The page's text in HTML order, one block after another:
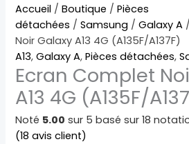
Accueil /Boutique /Pièces
détachées /Samsung /Galaxy A
Noir Galaxy A13 4G (A135F/A137F)
A13,Galaxy A,Pièces détachées,
Ecran Complet
A13 4G (A135F/
Noté 5.00 sur 5 basé sur18
(18 avis client)
quantité
de
Ecran
Complet
Noir
Galaxy
A13
4G
(A135F/A137F)